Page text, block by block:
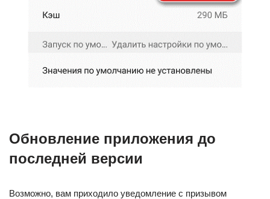
Обновление приложения до
последней версии
Возможно, вам приходило уведомление с призывом